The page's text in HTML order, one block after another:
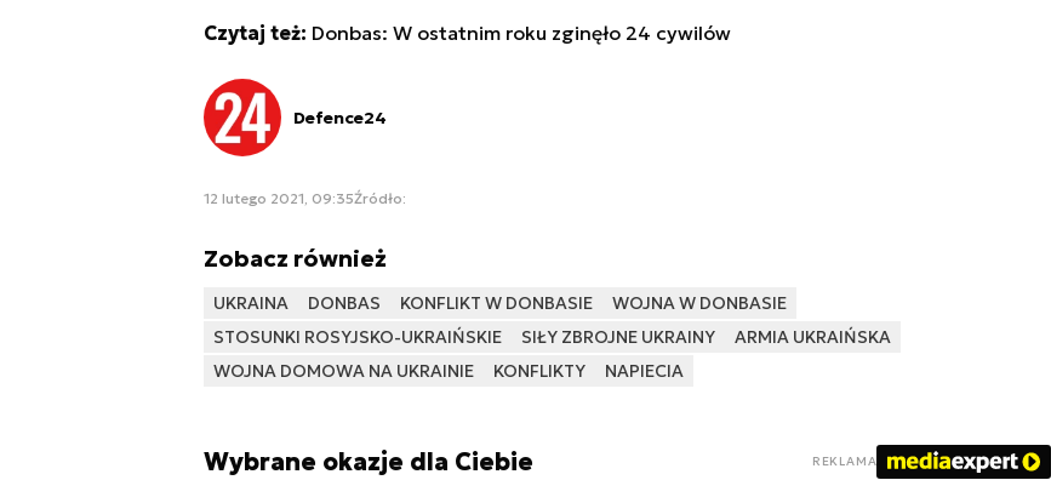
Czytaj też: Donbas: W ostatnim roku zginęło 24 cywilów
Defence24
12 lutego 2021, 09:35Źródło:
Zobacz również
UKRAINA DONBAS KONFLIKT W DONBASIE
WOJNA W DONBASIE
STOSUNKI ROSYJSKO-UKRAIŃSKIE
SIŁY ZBROJNE UKRAINY
ARMIA UKRAIŃSKA
WOJNA DOMOWA NA UKRAINIE
KONFLIKTY NAPIECIA
Wybrane okazje dla Ciebie REKLAMA